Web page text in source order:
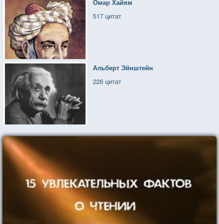
Омар Хайям
517 цитат
Альберт Эйнштейн
226 цитат